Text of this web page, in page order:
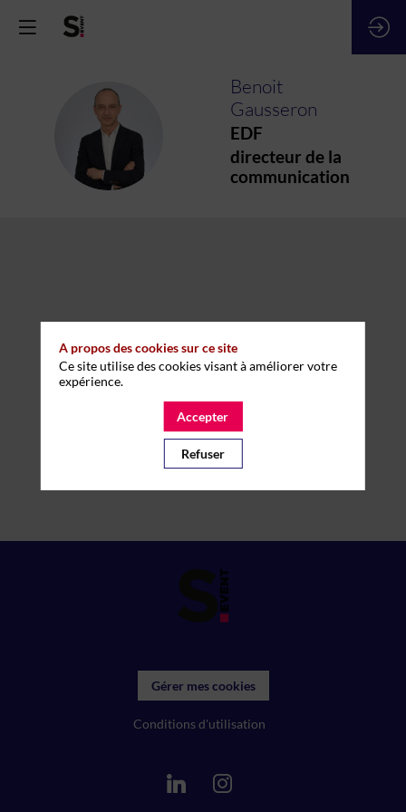
BG
Benoit
Gausseron
EDF
directeur de la
communication
Gérer mes cookies
Conditions d'utilisation
A propos des cookies sur ce site
Ce site utilise des cookies visant à améliorer votre
expérience.
Accepter
Refuser